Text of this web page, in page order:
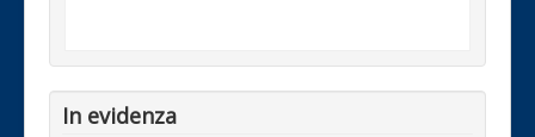
In evidenza